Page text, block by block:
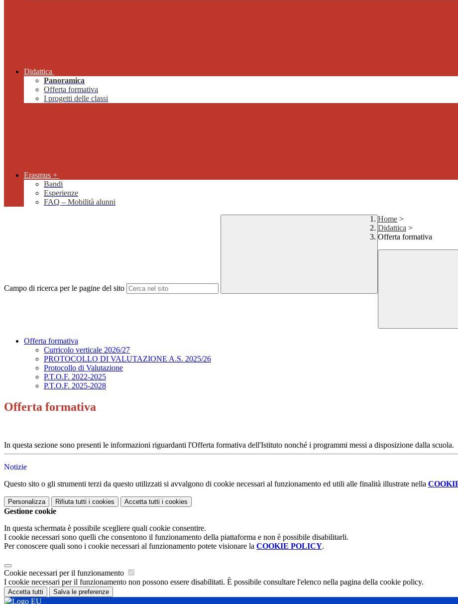
Didattica
Panoramica
Offerta formativa
I progetti delle classi
Erasmus +
Bandi
Esperienze
FAQ – Mobilità alunni
Campo di ricerca per le pagine del sito
Home >
Didattica >
Offerta formativa
Offerta formativa
Curricolo verticale 2026/27
PROTOCOLLO DI VALUTAZIONE A.S. 2025/26
Protocollo di Valutazione
P.T.O.F. 2022-2025
P.T.O.F. 2025-2028
Offerta formativa
In questa sezione sono presenti le informazioni riguardanti l'Offerta formativa dell'Istituto nonché i programmi messi a disposizione dalla scuola.
Notizie
Questo sito o gli strumenti terzi da questo utilizzati si avvalgono di cookie necessari al funzionamento ed utili alle finalità illustrate nella
Personalizza Rifiuta tutti i cookies Accetta tutti i cookies
Gestione cookie
In questa schermata è possibile scegliere quali cookie consentire.
I cookie necessari sono quelli che consentono il funzionamento della piattaforma e non è possibile disabilitarli.
Per conoscere quali sono i cookie necessari al funzionamento potete visionare la COOKIE POLICY.
Cookie necessari per il funzionamento
I cookie necessari per il funzionamento non possono essere disabilitati. È possibile consultare l'elenco nella pagina della cookie policy.
Accetta tutti Salva le preferenze